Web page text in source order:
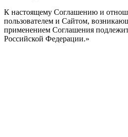
К настоящему Соглашению и
пользователем и Сайтом,
применением Соглашения
Российской Федерации.»